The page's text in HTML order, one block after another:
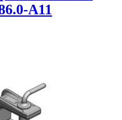
A11